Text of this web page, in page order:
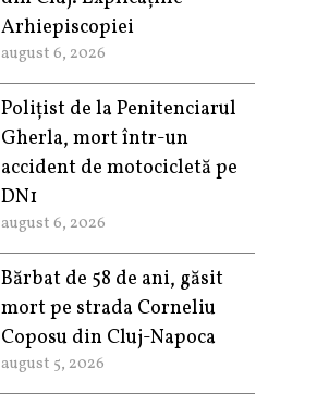
Arhiepiscopiei
august 6, 2026
Polițist de la Penitenciarul
Gherla, mort într-un
accident de motocicletă pe
DN1
august 6, 2026
Bărbat de 58 de ani, găsit
mort pe strada Corneliu
Coposu din Cluj-Napoca
august 5, 2026